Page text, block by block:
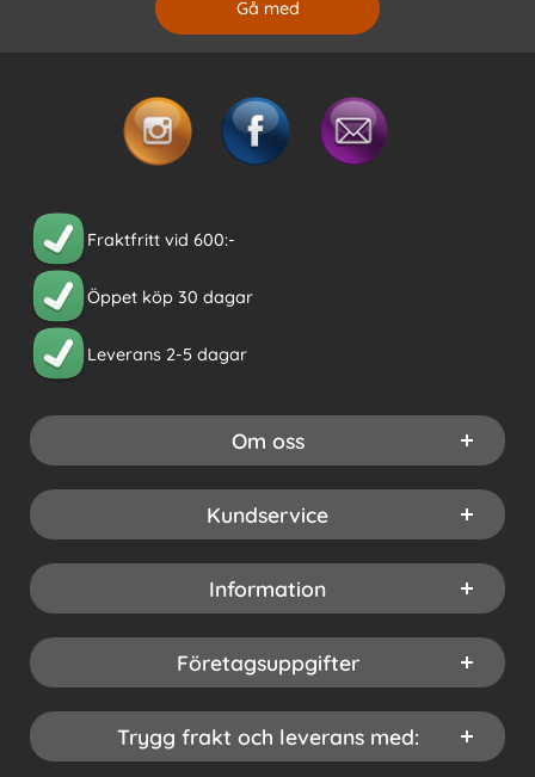
Fraktfritt vid 600:-
Öppet köp 30 dagar
Leverans 2-5 dagar
Om oss
Kundservice
Information
Företagsuppgifter
Trygg frakt och leverans med: